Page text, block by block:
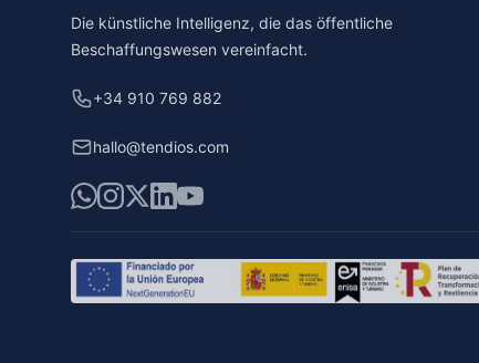
Die künstliche Intelligenz, die das öffentliche
Beschaffungswesen vereinfacht.
+34 910 769 882
hallo@tendios.com
WhatsApp
Instagram
X LinkedIn
YouTube